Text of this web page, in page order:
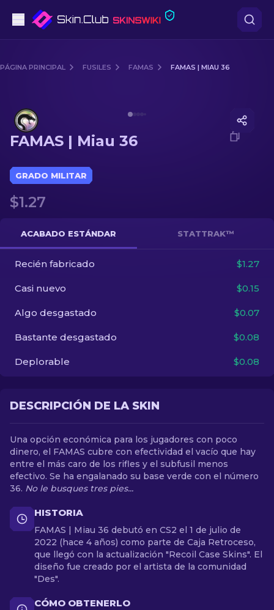
Fusiles
Fusiles de Francotirador
Cuchillos
Guantes
Cajas
Otro
PÁGINA PRINCIPAL FUSILES FAMAS FAMAS | MIAU 36
FAMAS | Miau 36
GRADO MILITAR
$1.27
ACABADO ESTÁNDAR STATTRAK™
Recién fabricado $1.27
Casi nuevo $0.15
Algo desgastado $0.07
Bastante desgastado $0.08
Deplorable $0.08
DESCRIPCIÓN DE LA SKIN
Una opción económica para los jugadores con poco
dinero, el FAMAS cubre con efectividad el vacío que hay
entre el más caro de los rifles y el subfusil menos
efectivo. Se ha engalanado su base verde con el número
36. No le busques tres pies...
HISTORIA
FAMAS | Miau 36 debutó en CS2 el 1 de julio de
2022 (hace 4 años) como parte de Caja Retroceso,
que llegó con la actualización "Recoil Case Skins". El
diseño fue creado por el artista de la comunidad
"Des".
CÓMO OBTENERLO